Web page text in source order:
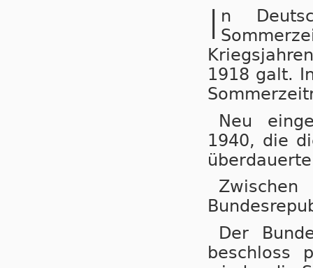
I n
1918 galt.
Neu
1940, die
Der
beschloss